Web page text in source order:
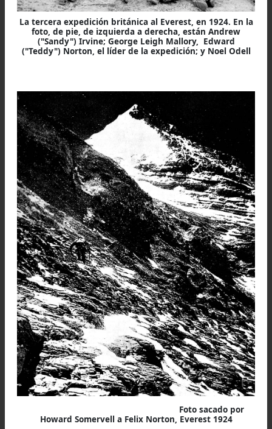
Miembros de la expedición de
usaron picahielos para improvisar puntos de apoyo
para los pies en una ladera ubicada
7000 metros
tan alejados de la normalidad que por primera vez
mi vida alpinística perdí mi piolet,
cautelosamente sobre nuestras huellas, sin ningún
o resbalón por parte de Norton a pesar de sus ojos.
Hubo una cosa a la que pudimos dedicar
tiempo: contemplar el panorama, por
magnifico en toda su extensión. Las grandes
que solo una semana antes veíamos cernirse
nosotros con sus impresionantes testas nevadas
ahora tantas olas en el océano de montañas que
a nuestros pies.
El colosal bastión del Cho Oyu y el Gyachung Kang
un muro que por encima del que divisábamos
suaves montañas calizas del Tíbet, y aún más allá
veían algunas cumbres nevadas en la lejanía, tal
200 millas de distancia. Las montañas casi siempre
más bellas, cuando uno se halla por debajo, pero
pierden su gloria individual al verlas desde arriba,
una sensación jubilosa contemplar una vista